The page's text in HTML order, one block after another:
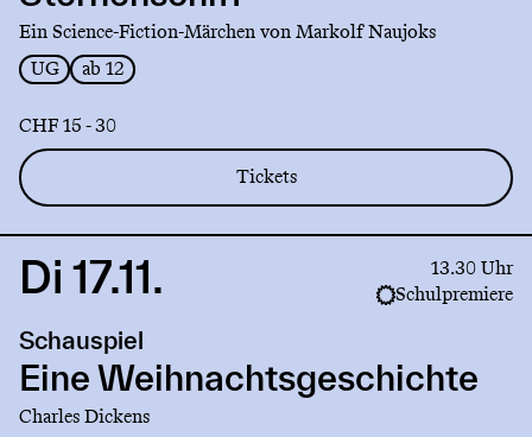
Ein Science-Fiction-Märchen von Markolf Naujoks
UG
ab 12
CHF 15 - 30
Tickets
Link
Eine
Weihnachtsgeschichte
Di 17.11.
13.30 Uhr
Schulpremiere
Schauspiel
Eine Weihnachtsgeschichte
Charles Dickens